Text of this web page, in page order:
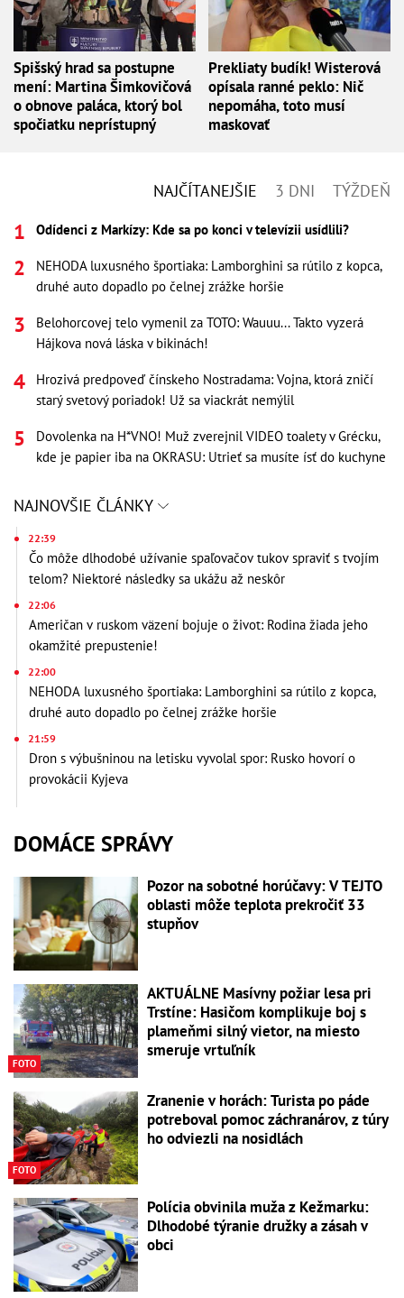
Spišský hrad sa postupne
mení: Martina Šimkovičová
o obnove paláca, ktorý bol
spočiatku neprístupný
Prekliaty budík! Wisterová
opísala ranné peklo: Nič
nepomáha, toto musí
maskovať
NAJČÍTANEJŠIE 3 DNI TÝŽDEŇ
Odídenci z Markízy: Kde sa po konci v televízii usídlili?
NEHODA luxusného športiaka: Lamborghini sa rútilo z kopca,
druhé auto dopadlo po čelnej zrážke horšie
Belohorcovej telo vymenil za TOTO: Wauuu... Takto vyzerá
Hájkova nová láska v bikinách!
Hrozivá predpoveď čínskeho Nostradama: Vojna, ktorá zničí
starý svetový poriadok! Už sa viackrát nemýlil
Dovolenka na H*VNO! Muž zverejnil VIDEO toalety v Grécku,
kde je papier iba na OKRASU: Utrieť sa musíte ísť do kuchyne
NAJNOVŠIE ČLÁNKY
22:39
Čo môže dlhodobé užívanie spaľovačov tukov spraviť s tvojím
telom? Niektoré následky sa ukážu až neskôr
22:06
Američan v ruskom väzení bojuje o život: Rodina žiada jeho
okamžité prepustenie!
22:00
NEHODA luxusného športiaka: Lamborghini sa rútilo z kopca,
druhé auto dopadlo po čelnej zrážke horšie
21:59
Dron s výbušninou na letisku vyvolal spor: Rusko hovorí o
provokácii Kyjeva
DOMÁCE SPRÁVY
Pozor na sobotné horúčavy: V TEJTO
oblasti môže teplota prekročiť 33
stupňov
FOTO
AKTUÁLNE Masívny požiar lesa pri
Trstíne: Hasičom komplikuje boj s
plameňmi silný vietor, na miesto
smeruje vrtuľník
FOTO
Zranenie v horách: Turista po páde
potreboval pomoc záchranárov, z túry
ho odviezli na nosidlách
Polícia obvinila muža z Kežmarku:
Dlhodobé týranie družky a zásah v
obci